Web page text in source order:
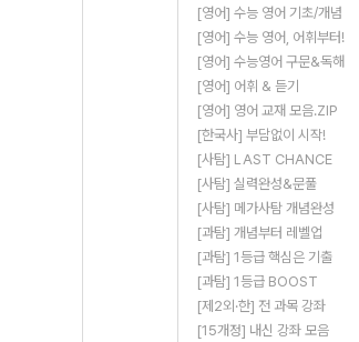
[영어] 수능 영어 기초/개념
[영어] 수능 영어, 어휘부터!
[영어] 수능영어 구문&독해
[영어] 어휘 & 듣기
[영어] 영어 교재 모음.ZIP
[한국사] 부담없이 시작!
[사탐] LAST CHANCE
[사탐] 실력완성&문풀
[사탐] 메가사탐 개념완성
[과탐] 개념부터 레벨업
[과탐] 1등급 핵심은 기출
[과탐] 1등급 BOOST
[제2외·한] 전 과목 강좌
[15개정] 내신 강좌 모음